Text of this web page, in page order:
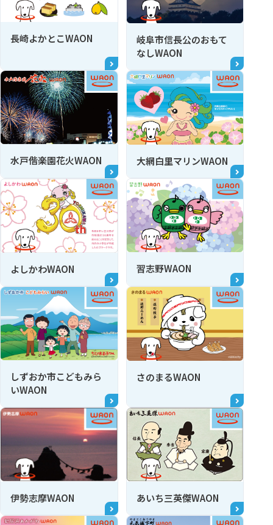
長崎よかとこWAON
岐阜市信長公のおもて
なしWAON
水戸偕楽園花火WAON 大網白里マリンWAON
よしかわWAON 習志野WAON
しずおか市こどもみら
いWAON
さのまるWAON
伊勢志摩WAON あいち三英傑WAON